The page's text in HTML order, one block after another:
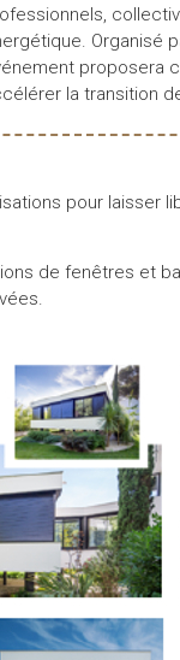
Organisé
proposera
la transition
pour
de fenêtres et